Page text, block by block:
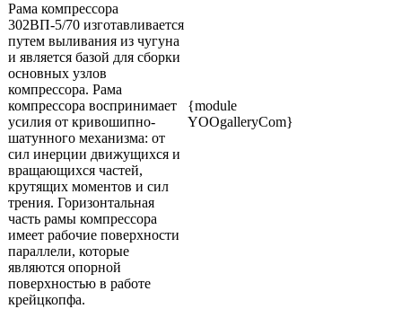
Рама компрессора
302ВП-5/70 изготавливается
путем выливания из чугуна
и является базой для сборки
основных узлов
компрессора. Рама
компрессора воспринимает
усилия от кривошипно-
шатунного механизма: от
сил инерции движущихся и
вращающихся частей,
крутящих моментов и сил
трения. Горизонтальная
часть рамы компрессора
имеет рабочие поверхности
параллели, которые
являются опорной
поверхностью в работе
крейцкопфа.
{module
YOOgalleryCom}